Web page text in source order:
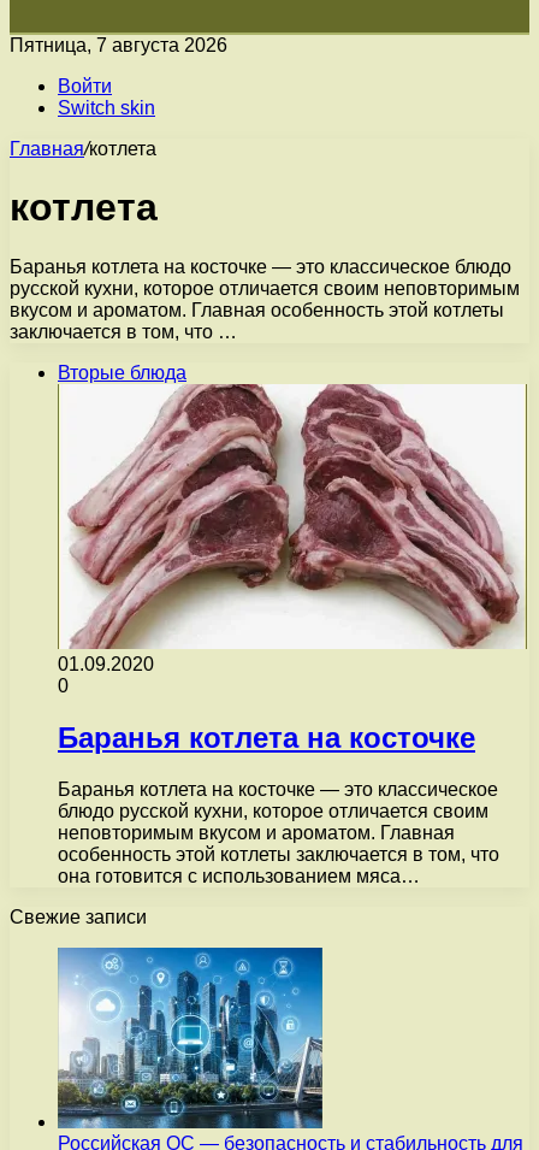
Пятница, 7 августа 2026
Войти
Switch skin
Главная/котлета
котлета
Баранья котлета на косточке — это классическое блюдо
русской кухни, которое отличается своим неповторимым
вкусом и ароматом. Главная особенность этой котлеты
заключается в том, что …
Вторые блюда
01.09.2020
0
Баранья котлета на косточке
Баранья котлета на косточке — это классическое
блюдо русской кухни, которое отличается своим
неповторимым вкусом и ароматом. Главная
особенность этой котлеты заключается в том, что
она готовится с использованием мяса…
Свежие записи
Российская ОС — безопасность и стабильность для